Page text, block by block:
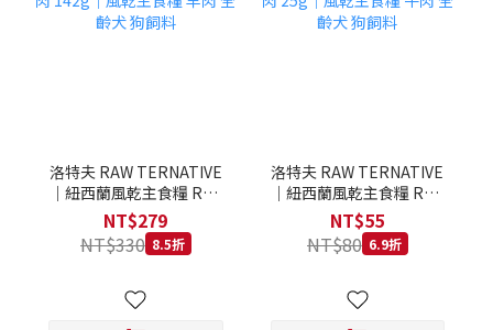
洛特夫 RAW TERNATIVE
｜紐西蘭風乾主食糧 RT3
羊肉 142g｜風乾主食糧 羊
肉 全齡犬 狗飼料
NT$279
NT$330 8.5折
洛特夫 RAW TERNATIVE
｜紐西蘭風乾主食糧 RT1
牛肉 25g｜風乾主食糧 牛
肉 全齡犬 狗飼料
NT$55
NT$80 6.9折